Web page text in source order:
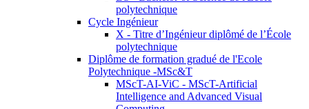
polytechnique
Cycle Ingénieur
X - Titre d’Ingénieur diplômé de l’École
polytechnique
Diplôme de formation gradué de l'Ecole
Polytechnique -MSc&T
MScT-AI-ViC - MScT-Artificial
Intelligence and Advanced Visual